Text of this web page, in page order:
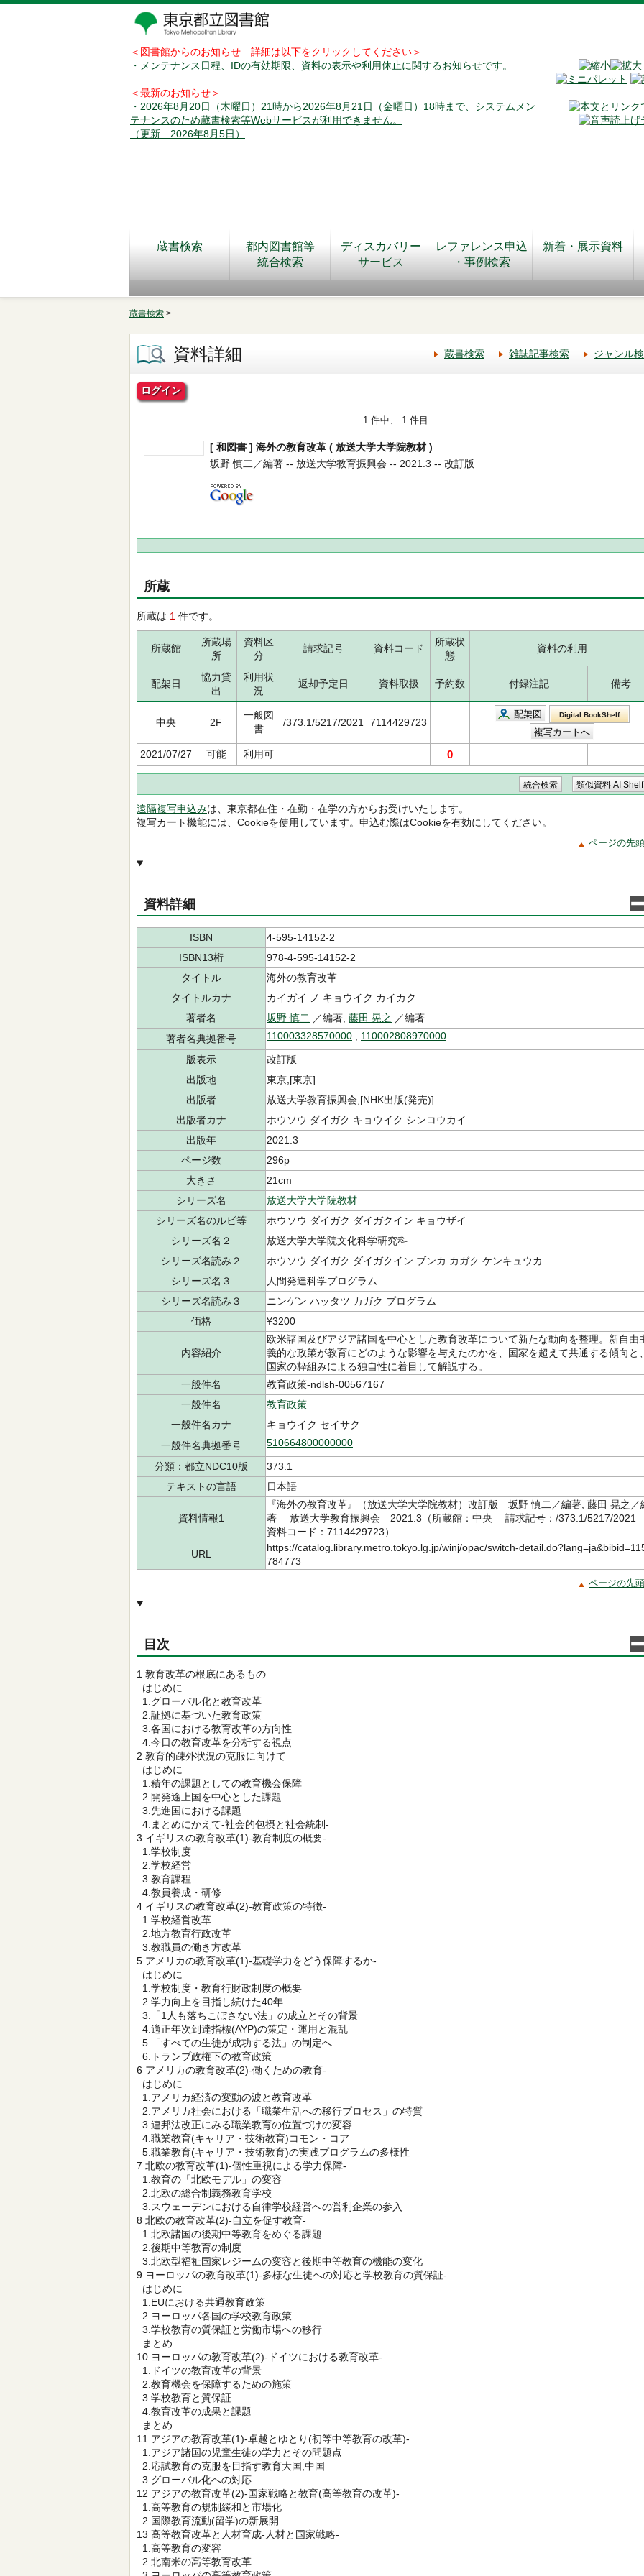
＜図書館からのお知らせ 詳細は以下をクリックしてください＞
・メンテナンス日程、IDの有効期限、資料の表示や利用休止に関するお知らせです。
＜最新のお知らせ＞
・2026年8月20日（木曜日）21時から2026年8月21日（金曜日）18時まで、システムメン
テナンスのため蔵書検索等Webサービスが利用できません。
（更新 2026年8月5日）
蔵書検索
都内図書館等
統合検索
ディスカバリー
サービス
レファレンス申込
・事例検索
新着・展示資料
蔵書検索 >
資料詳細 蔵書検索 雑誌記事検索 ジャンル
ログイン
1 件中、 1 件目
[ 和図書 ] 海外の教育改革 ( 放送大学大学院教材 )
坂野 慎二／編著 -- 放送大学教育振興会 -- 2021.3 -- 改訂版
所蔵
所蔵は 1 件です。
所蔵館
所蔵場
所
資料区
分
請求記号 資料コード
所蔵状
態
資料の利用
配架日
協力貸
出
利用状
況
返却予定日 資料取扱 予約数 付録注記 備考
中央 2F
一般図
書
/373.1/5217/2021 7114429723
配架図 Digital BookShelf
2021/07/27 可能 利用可 0
遠隔複写申込みは、東京都在住・在勤・在学の方からお受けいたします。
複写カート機能には、Cookieを使用しています。申込む際はCookieを有効にしてください。
ページの先
資料詳細
ISBN
4-595-14152-2
ISBN13桁
978-4-595-14152-2
タイトル
海外の教育改革
タイトルカナ
カイガイ ノ キョウイク カイカク
著者名
坂野 慎二 ／編著, 藤田 晃之 ／編著
著者名典拠番号
110003328570000 110002808970000
版表示
改訂版
出版地
東京,[東京]
出版者
放送大学教育振興会,[NHK出版(発売)]
出版者カナ
ホウソウ ダイガク キョウイク シンコウカイ
出版年
2021.3
ページ数
296p
大きさ
21cm
シリーズ名
放送大学大学院教材
シリーズ名のルビ等
ホウソウ ダイガク ダイガクイン キョウザイ
シリーズ名２
放送大学大学院文化科学研究科
シリーズ名読み２
ホウソウ ダイガク ダイガクイン ブンカ カガク ケンキュウカ
シリーズ名３
人間発達科学プログラム
シリーズ名読み３
ニンゲン ハッタツ カガク プログラム
価格
¥3200
内容紹介
欧米諸国及びアジア諸国を中心とした教育改革について新たな動向を整理。新自由
義的な政策が教育にどのような影響を与えたのかを、国家を超えて共通する傾向と
国家の枠組みによる独自性に着目して解説する。
一般件名
教育政策-ndlsh-00567167
一般件名
教育政策
一般件名カナ
キョウイク セイサク
一般件名典拠番号
510664800000000
分類：都立NDC10版
373.1
テキストの言語
日本語
資料情報1
『海外の教育改革』（放送大学大学院教材）改訂版 坂野 慎二／編著, 藤田 晃之／
著 放送大学教育振興会 2021.3（所蔵館：中央 請求記号：/373.1/5217/
資料コード：7114429723）
URL
https://catalog.library.metro.tokyo.lg.jp/winj/opac/switch-
784773
ページの先
目次
1 教育改革の根底にあるもの
はじめに
1.グローバル化と教育改革
2.証拠に基づいた教育政策
3.各国における教育改革の方向性
4.今日の教育改革を分析する視点
2 教育的疎外状況の克服に向けて
はじめに
1.積年の課題としての教育機会保障
2.開発途上国を中心とした課題
3.先進国における課題
4.まとめにかえて-社会的包摂と社会統制-
3 イギリスの教育改革(1)-教育制度の概要-
1.学校制度
2.学校経営
3.教育課程
4.教員養成・研修
4 イギリスの教育改革(2)-教育政策の特徴-
1.学校経営改革
2.地方教育行政改革
3.教職員の働き方改革
5 アメリカの教育改革(1)-基礎学力をどう保障するか-
はじめに
1.学校制度・教育行財政制度の概要
2.学力向上を目指し続けた40年
3.「1人も落ちこぼさない法」の成立とその背景
4.適正年次到達指標(AYP)の策定・運用と混乱
5.「すべての生徒が成功する法」の制定へ
6.トランプ政権下の教育政策
6 アメリカの教育改革(2)-働くための教育-
はじめに
1.アメリカ経済の変動の波と教育改革
2.アメリカ社会における「職業生活への移行プロセス」の特質
3.連邦法改正にみる職業教育の位置づけの変容
4.職業教育(キャリア・技術教育)コモン・コア
5.職業教育(キャリア・技術教育)の実践プログラムの多様性
7 北欧の教育改革(1)-個性重視による学力保障-
1.教育の「北欧モデル」の変容
2.北欧の総合制義務教育学校
3.スウェーデンにおける自律学校経営への営利企業の参入
8 北欧の教育改革(2)-自立を促す教育-
1.北欧諸国の後期中等教育をめぐる課題
2.後期中等教育の制度
3.北欧型福祉国家レジームの変容と後期中等教育の機能の変化
9 ヨーロッパの教育改革(1)-多様な生徒への対応と学校教育の質保証-
はじめに
1.EUにおける共通教育政策
2.ヨーロッパ各国の学校教育政策
3.学校教育の質保証と労働市場への移行
まとめ
10 ヨーロッパの教育改革(2)-ドイツにおける教育改革-
1.ドイツの教育改革の背景
2.教育機会を保障するための施策
3.学校教育と質保証
4.教育改革の成果と課題
まとめ
11 アジアの教育改革(1)-卓越とゆとり(初等中等教育の改革)-
1.アジア諸国の児童生徒の学力とその問題点
2.応試教育の克服を目指す教育大国,中国
3.グローバル化への対応
12 アジアの教育改革(2)-国家戦略と教育(高等教育の改革)-
1.高等教育の規制緩和と市場化
2.国際教育流動(留学)の新展開
13 高等教育改革と人材育成-人材と国家戦略-
1.高等教育の変容
2.北南米の高等教育改革